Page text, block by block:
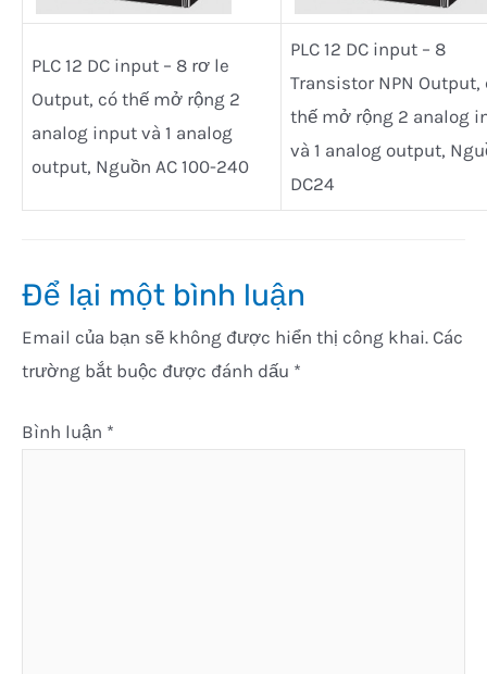
PLC 12 DC input – 8 rơ le
Output, có thế mở rộng 2
analog input và 1 analog
output, Nguồn AC 100-240
PLC 12 DC input – 8
Transistor NPN Output,
thế mở rộng 2 analog
và 1 analog output,
DC24
Để lại một bình luận
Email của bạn sẽ không được hiển thị công khai. Các
trường bắt buộc được đánh dấu *
Bình luận *